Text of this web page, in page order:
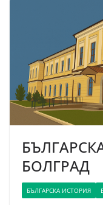
БОЛГРАД
БЪЛГАРСКА ИСТОРИЯ